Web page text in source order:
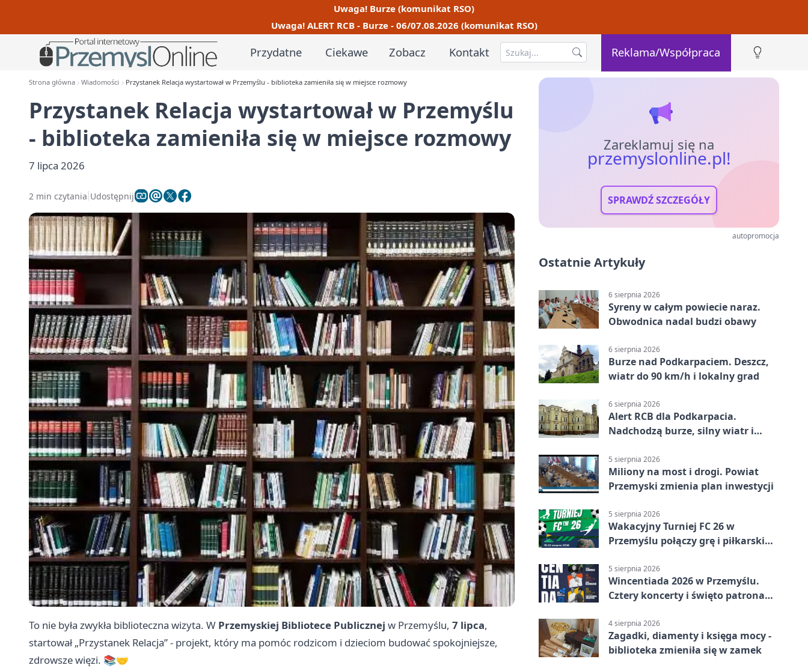
Uwaga! Burze (komunikat RSO)
Uwaga! ALERT RCB - Burze - 06/07.08.2026 (komunikat RSO)
Przydatne Ciekawe Zobacz Kontakt Reklama/Współpraca
Strona główna Wiadomości Przystanek Relacja wystartował w Przemyślu - biblioteka zamieniła się w miejsce rozmowy
Przystanek Relacja wystartował w Przemyślu
- biblioteka zamieniła się w miejsce rozmowy
7 lipca 2026
2 min czytania Udostępnij
To nie była zwykła biblioteczna wizyta. W Przemyskiej Bibliotece Publicznej w Przemyślu, 7 lipca,
startował „Przystanek Relacja” - projekt, który ma pomóc rodzicom i dzieciom budować spokojniejsze,
zdrowsze więzi. 📚🤝
Zareklamuj się na
przemyslonline.pl!
SPRAWDŹ SZCZEGÓŁY
autopromocja
Ostatnie Artykuły
6 sierpnia 2026
Syreny w całym powiecie naraz.
Obwodnica nadal budzi obawy
6 sierpnia 2026
Burze nad Podkarpaciem. Deszcz,
wiatr do 90 km/h i lokalny grad
6 sierpnia 2026
Alert RCB dla Podkarpacia.
Nadchodzą burze, silny wiatr i
5 sierpnia 2026
Miliony na most i drogi. Powiat
Przemyski zmienia plan inwestycji
5 sierpnia 2026
Wakacyjny Turniej FC 26 w
Przemyślu połączy grę i piłkarski
5 sierpnia 2026
Wincentiada 2026 w Przemyślu.
Cztery koncerty i święto patrona
4 sierpnia 2026
Zagadki, diamenty i księga mocy -
biblioteka zmieniła się w zamek